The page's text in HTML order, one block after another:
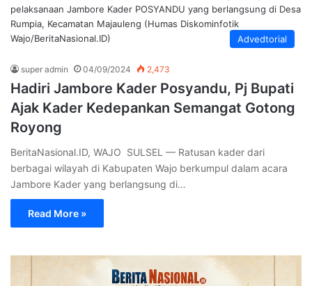
Advedtorial
pelaksanaan Jambore Kader POSYANDU yang berlangsung di Desa
Rumpia, Kecamatan Majauleng (Humas Diskominfotik
Wajo/BeritaNasional.ID)
super admin 04/09/2024 2,473
Hadiri Jambore Kader Posyandu, Pj Bupati
Ajak Kader Kedepankan Semangat Gotong
Royong
BeritaNasional.ID, WAJO SULSEL — Ratusan kader dari
berbagai wilayah di Kabupaten Wajo berkumpul dalam acara
Jambore Kader yang berlangsung di…
Read More »